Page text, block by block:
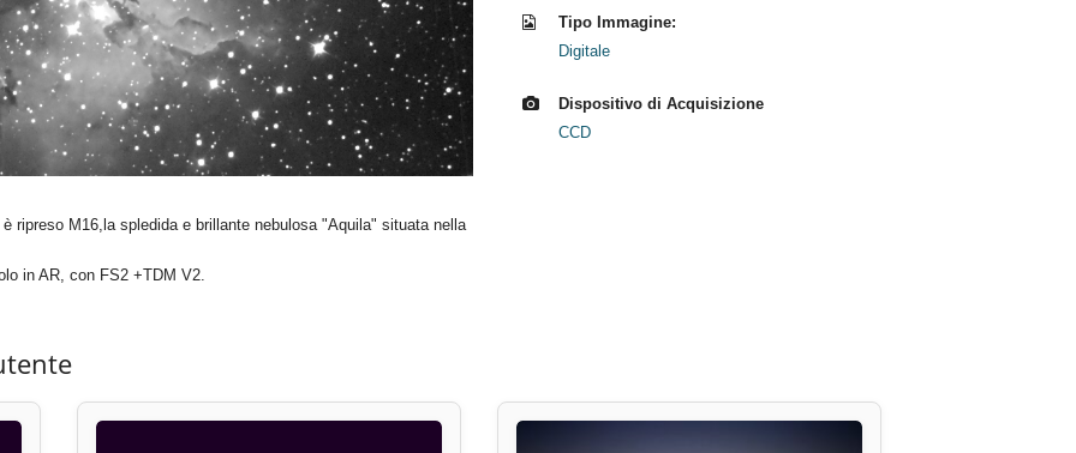
ripreso M16,la spledida e brillante nebulosa "Aquila" situata nella
in AR, con FS2 +TDM V2.
Tipo Immagine:
Digitale
Dispositivo di Acquisizione
CCD